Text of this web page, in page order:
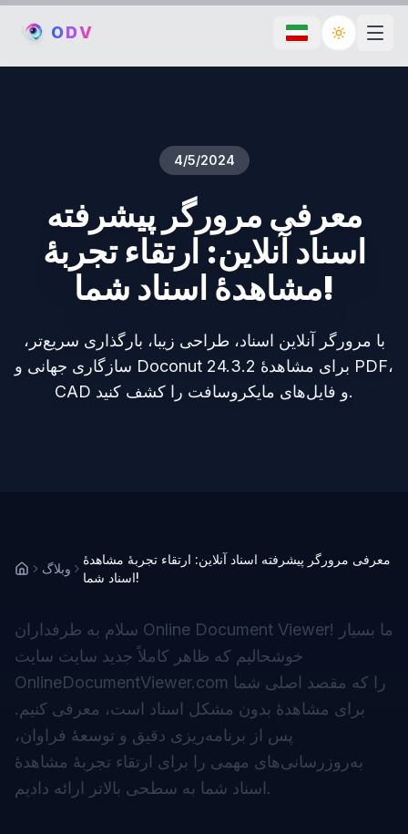
ODV Toggle
4/5/2024
معرفی مرورگر پیشرفته
اسناد آنلاین: ارتقاء تجربهٔ
مشاهدهٔ اسناد شما!
با مرورگر آنلاین اسناد، طراحی زیبا، بارگذاری سریع‌تر،
سازگاری جهانی و Doconut 24.3.2 برای مشاهدهٔ PDF،
CAD و فایل‌های مایکروسافت را کشف کنید.
وبلاگ
معرفی مرورگر پیشرفته اسناد آنلاین: ارتقاء تجربهٔ مشاهدهٔ
اسناد شما!
سلام به طرفداران Online Document Viewer! ما بسیار
خوشحالیم که ظاهر کاملاً جدید سایت سایت
OnlineDocumentViewer.com
برای مشاهدهٔ بدون مشکل اسناد است، معرفی کنیم.
پس از برنامه‌ریزی دقیق و توسعهٔ فراوان،
به‌روزرسانی‌های مهمی را برای ارتقاء تجربهٔ مشاهدهٔ
اسناد شما به سطحی بالاتر ارائه دادیم.